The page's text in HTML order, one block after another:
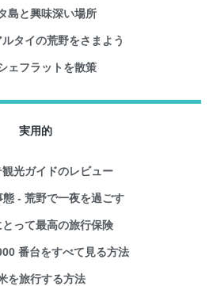
島と興味深い場所
タイの荒野をさまよう
ェフラットを散策
実用的
観光ガイドのレビュー
態 - 荒野で一夜を過ごす
って最高の旅行保険
番台をすべて見る方法
を旅行する方法